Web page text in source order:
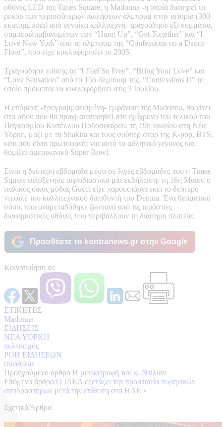
οθόνες LED της Times Square, η Madonna -η οποία διατηρεί το
ρεκόρ των περισσότερων πωλήσεων άλμπουμ στην ιστορία (300
εκατομμύρια) από γυναίκα καλλιτέχνη- τραγούδησε έξι κομμάτια,
συμπεριλαμβανομένων των “Hung Up”, “Get Together” και “I
Love New York” από το άλμπουμ της “Confessions on a Dance
Floor”, που είχε κυκλοφορήσει το 2005.
Τραγούδησε επίσης τα “I Feel So Free”, “Bring Your Love” και
“Love Sensation” από το 15ο άλμπουμ της, “Confessions II” το
οποίο πρόκειται να κυκλοφορήσει στις 3 Ιουλίου.
Η επόμενη -προγραμματισμένη- εμφάνιση της Madonna, θα γίνει
στο σόου που θα πραγματοποιηθεί στο ημίχρονο του τελικού του
Παγκοσμίου Κυπέλλου Ποδοσφαίρου, τη 19η Ιουλίου στη Νέα
Υόρκη, μαζί με τη Shakira και τους σούπερ σταρ της K-pop, BTS,
κάτι που είναι πρωτοφανές για αυτό το αθλητικό γεγονός και
θυμίζει αμερικανικό Super Bowl.
Είναι η δεύτερη εβδομάδα μέσα σε λίγες εβδομάδες που η Times
Square φιλοξένησε αιφνιδιαστικά μία εκδήλωση: τη 16η Μαΐου ο
ιταλικός οίκος μόδας Gucci είχε παρουσιάσει εκεί το δεύτερο
ντεφιλέ του καλλιτεχνικού διευθυντή του Demna. Ένα θεαματικό
σόου, που αναμεταδόθηκε ζωντανά από τις τεράστιες
διαφημιστικές οθόνες που περιβάλλουν τη διάσημη πλατεία.
Προσθέστε το kontranews.gr στην Google
Κοινοποίηση σε
ΕΤΙΚΕΤΕΣ
Madonna
ΕΙΔΗΣΕΙΣ
ΝΕΑ ΥΟΡΚΗ
πολιτισμός
ΡΟΗ ΕΙΔΗΣΕΩΝ
συναυλία
Προηγούμενο άρθρο Η μεταστροφή του κ. Ντίλιαν
Επόμενο άρθρο Ο IAEA εξετάζει την προστασία πυρηνικών
αντιδραστήρων μετά την επίθεση στα ΗΑΕ »
Σχετικά Άρθρα